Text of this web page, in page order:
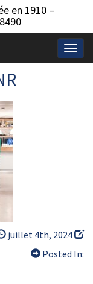
en 1910 –
juillet 4th, 2024
Posted In: